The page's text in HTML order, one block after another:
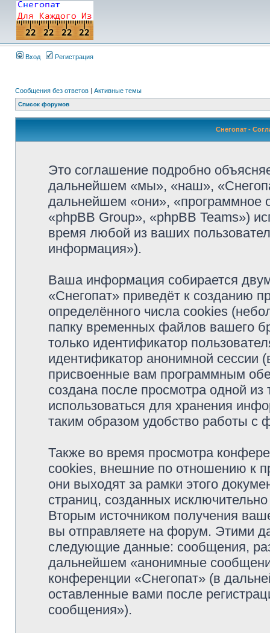
Вход Регистрация
Сообщения без ответов | Активные темы
Список форумов
Снегопат -
Это соглашение подробно
дальнейшем «мы», «наш»,
дальнейшем «они», «программное
«phpBB Group», «phpBB Teams»)
время любой из ваших
информация»).
Ваша информация собирается
«Снегопат» приведёт к созданию
определённого числа cookies
папку временных файлов вашего
только идентификатор
идентификатор анонимной сессии
присвоенные вам программным
создана после просмотра одной
использоваться для хранения
таким образом удобство работы с
Также во время просмотра
cookies, внешние по отношению к
они выходят за рамки этого
страниц, созданных
Вторым источником получения
вы отправляете на форум. Этими
следующие данные: сообщения,
дальнейшем «анонимные
конференции «Снегопат» (в
оставленные вами после
сообщения»).